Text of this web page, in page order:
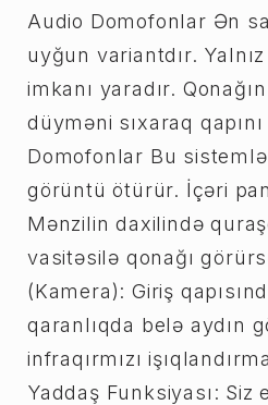
Audio Domofonlar Ən
uyğun variantdır.
imkanı yaradır.
düyməni sıxaraq qapını
Domofonlar Bu
görüntü ötürür. İçəri
Mənzilin daxilində
vasitəsilə qonağı
(Kamera): Giriş
qaranlıqda belə aydın
infraqırmızı
Yaddaş Funksiyası: Siz